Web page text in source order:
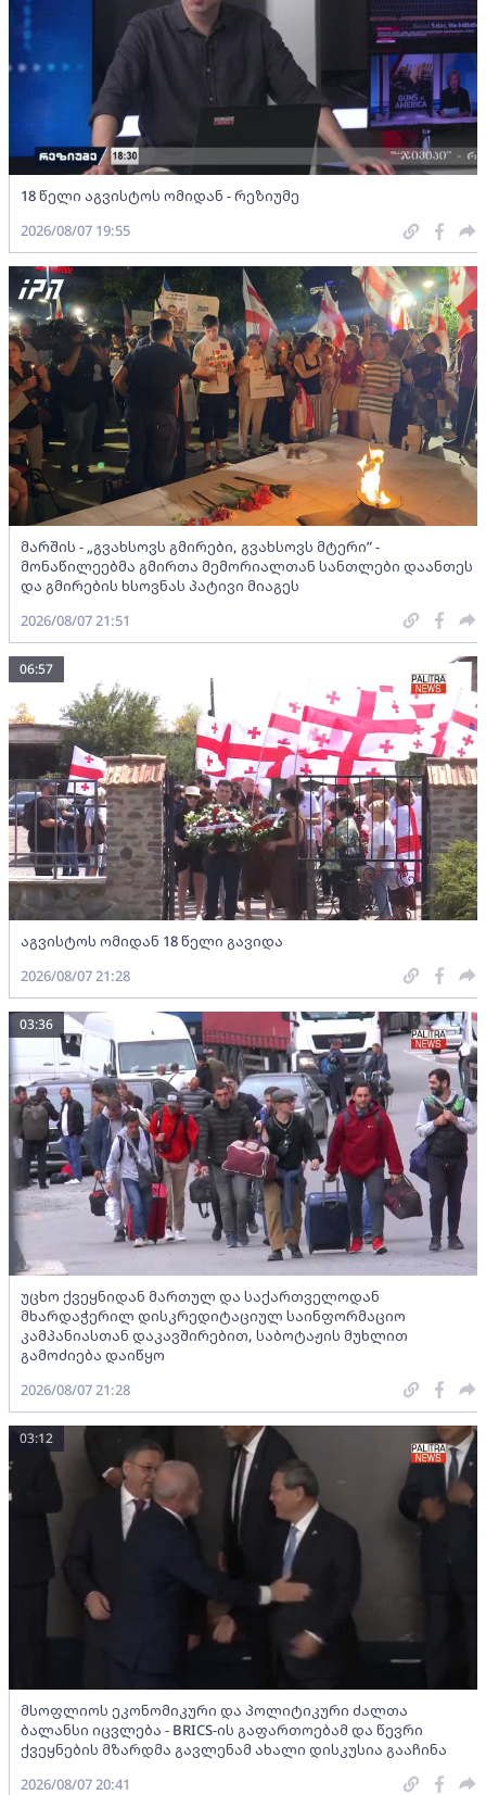
18 წელი აგვისტოს ომიდან - რეზიუმე
2026/08/07 19:55
მარშის - „გვახსოვს გმირები, გვახსოვს მტერი” -
მონაწილეებმა გმირთა მემორიალთან სანთლები დაანთეს
და გმირების ხსოვნას პატივი მიაგეს
2026/08/07 21:51
აგვისტოს ომიდან 18 წელი გავიდა
06:57
2026/08/07 21:28
უცხო ქვეყნიდან მართულ და საქართველოდან
მხარდაჭერილ დისკრედიტაციულ საინფორმაციო
კამპანიასთან დაკავშირებით, საბოტაჟის მუხლით
გამოძიება დაიწყო
03:36
2026/08/07 21:28
მსოფლიოს ეკონომიკური და პოლიტიკური ძალთა
ბალანსი იცვლება - BRICS-ის გაფართოებამ და წევრი
ქვეყნების მზარდმა გავლენამ ახალი დისკუსია გააჩინა
03:12
2026/08/07 20:41